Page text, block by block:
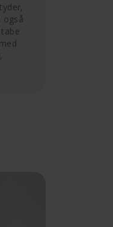
også